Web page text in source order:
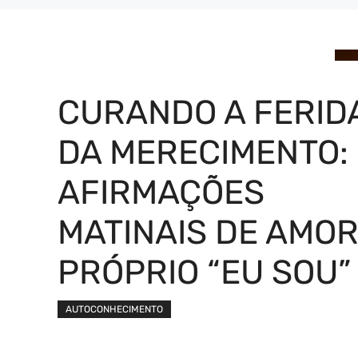
CURANDO A
DA MERECIMENTO:
AFIRMAÇÕES
MATINAIS DE AMOR
PRÓPRIO “EU SOU”
AUTOCONHECIMENTO